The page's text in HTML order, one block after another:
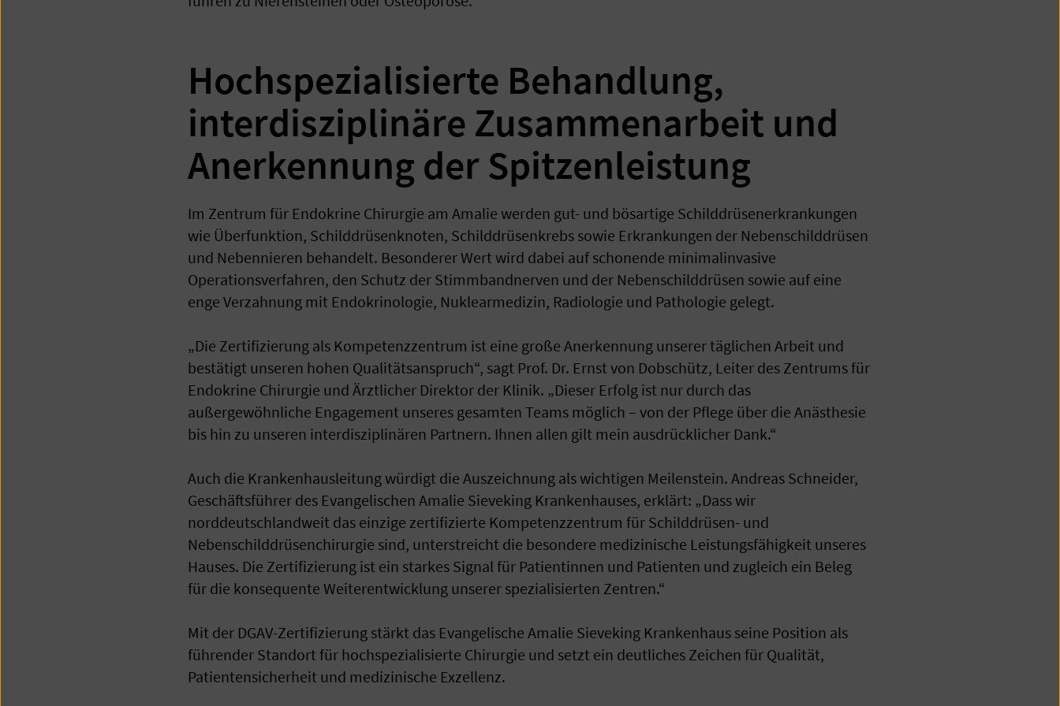
Hochspezialisierte Behandlung,
interdisziplinäre Zusammenarbeit und
Anerkennung der Spitzenleistung
Im Zentrum für Endokrine Chirurgie am Amalie werden gut- und bösartige Schilddrüsenerkrankungen
wie Überfunktion, Schilddrüsenknoten, Schilddrüsenkrebs sowie Erkrankungen der Nebenschilddrüsen
und Nebennieren behandelt. Besonderer Wert wird dabei auf schonende minimalinvasive
Operationsverfahren, den Schutz der Stimmbandnerven und der Nebenschilddrüsen sowie auf eine
enge Verzahnung mit Endokrinologie, Nuklearmedizin, Radiologie und Pathologie gelegt.
„Die Zertifizierung als Kompetenzzentrum ist eine große Anerkennung unserer täglichen Arbeit und
bestätigt unseren hohen Qualitätsanspruch“, sagt Prof. Dr. Ernst von Dobschütz, Leiter des Zentrums für
Endokrine Chirurgie und Ärztlicher Direktor der Klinik. „Dieser Erfolg ist nur durch das
außergewöhnliche Engagement unseres gesamten Teams möglich – von der Pflege über die Anästhesie
bis hin zu unseren interdisziplinären Partnern. Ihnen allen gilt mein ausdrücklicher Dank.“
Auch die Krankenhausleitung würdigt die Auszeichnung als wichtigen Meilenstein. Andreas Schneider,
Geschäftsführer des Evangelischen Amalie Sieveking Krankenhauses, erklärt: „Dass wir
norddeutschlandweit das einzige zertifizierte Kompetenzzentrum für Schilddrüsen- und
Nebenschilddrüsenchirurgie sind, unterstreicht die besondere medizinische Leistungsfähigkeit unseres
Hauses. Die Zertifizierung ist ein starkes Signal für Patientinnen und Patienten und zugleich ein Beleg
für die konsequente Weiterentwicklung unserer spezialisierten Zentren.“
Mit der DGAV-Zertifizierung stärkt das Evangelische Amalie Sieveking Krankenhaus seine Position als
führender Standort für hochspezialisierte Chirurgie und setzt ein deutliches Zeichen für Qualität,
Patientensicherheit und medizinische Exzellenz.